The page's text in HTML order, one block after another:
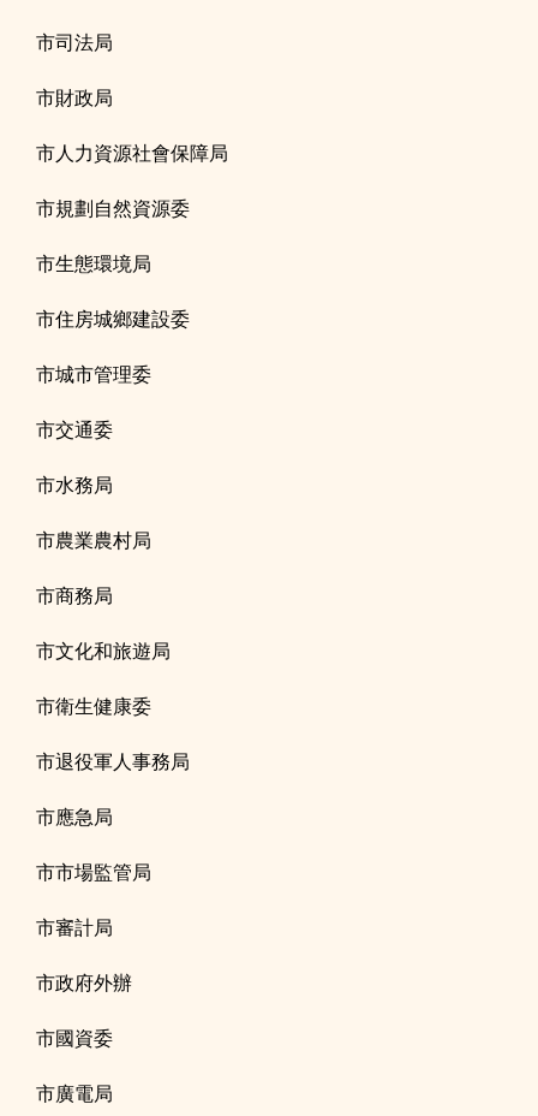
市司法局
市財政局
市人力資源社會保障局
市規劃自然資源委
市生態環境局
市住房城鄉建設委
市城市管理委
市交通委
市水務局
市農業農村局
市商務局
市文化和旅遊局
市衛生健康委
市退役軍人事務局
市應急局
市市場監管局
市審計局
市政府外辦
市國資委
市廣電局